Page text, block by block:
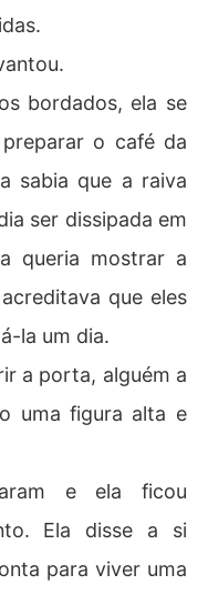
bordados, ela se
o café da
sabia que a raiva
ser dissipada em
queria mostrar a
que eles
la um dia.
a porta, alguém a
uma figura alta e
e ela ficou
Ela disse a si
para viver uma